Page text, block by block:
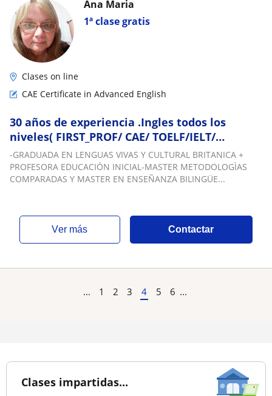
1ª clase gratis
Ana Maria
Clases on line
CAE Certificate in Advanced English
30 años de experiencia .Ingles todos los
niveles( FIRST_PROF/ CAE/ TOELF/IELT/
ADVANCED/ Bec). Flexibilidad horaria.
SPEAKING/ WRITING/ TECNICO/VIAJES/
TRABAJO
-GRADUADA EN LENGUAS VIVAS Y CULTURAL BRITANICA +
PROFESORA EDUCACIÓN INICIAL-MASTER METODOLOGÌAS
COMPARADAS Y MASTER EN ENSEÑANZA BILINGÜE...
ver más Contactar
... 1 2 3 4 5 6 ...
Clases impartidas...